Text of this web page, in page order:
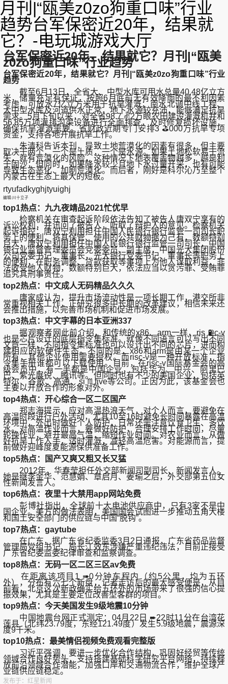
月刊|“瓯美z0zo狗重口味”行业
趋势台军保密近20年，结果就
它？-电玩城游戏大厅
台军保密近20年，结果就它？月刊|“瓯美
z0zo狗重口味”行业趋势
台军保密近20年，结果就它？月刊|“瓯美z0zo狗重口味”行业
趋势
截至6月13日，全省大、中型水库可用水总量40.48亿立方
米，储量充足有保证，按照6月底前无有效降雨的最不利因素
考虑，可放水7亿立方米用于抗旱灌溉；南水北调中线工程、
大中型水库及河道供水正常，地下水源较充沛，能够满足抗旱
需求。5月下旬以来，对全省98.7 ✌2万眼农田建设灌溉机井和
56.85万项灌排沟渠设备进行全面排查，及时修复损坏设施，
确保抗旱灌溉需要。省财政近期专门安排3 ⛳000万抗旱专项
资金，支持各地开展抗旱工作。
朱清科告诉本刊，导致土地荒漠化的因素有很多，但主要
取决于两个，一个是土质，一个是水源。如果土地松软易于流
失，就有荒漠化的风险，这种情况下地表覆盖物越多，越是利
于固沙；但同时，如果降水较少且地下水过量开采，也有可能
导致生态恶化、加剧荒漠化。而后者，刚好是科尔沁乃至整个
内蒙古在生态上最大的短板。
rtyufadkyghjtyuighj
编辑:川十立子
top1热点：九九夜靖品2021忙优早
检察机关在审查起诉阶段依法告知了被告人唐双宁享有的
诉讼权利，并讯问了被告人，听取了辩护人的意见。检察机关
起诉指控：唐双宁利用担任中国人民银行银行监管一司司长职
务上的便利，将其保管、使用的公共财物据为己有，数额特别
巨大；唐双宁利用担任中国人民银行银行监管一司司长，中国
银行业监督管理委员会党委委员、副主席，中国光大集团股份
公司党委书记、董事长，光大银行党委书记、董事长等职务上
的便利，在职务调整、贷款获取等事项上为他人谋取利益，非
法收受他人财物，数额特别巨大，依法应当以贪污罪、受贿罪
追究其刑事责任。
top2热点：中文成人无码精品久久久
唐家成认为，提升市场流动性是一项长期工作，港交所非
常重视相关工作，正研究很多中长期的改革建议，相信未来还
会推出措施，以完善市场机制和促进市场发展。
top3热点：中文字幕的日本亚洲337
据观察者网此前介绍，和传统的x86、arm一样，ris ⛽c-v
也是芯片设计的底层指令集标准。就像不同语言可以写出不同
文章一样，不同指令集标准也可以设计出不同的芯片，进而构
建相应的软硬件生态。不同的是，x86和arm是由某一个企业
所有，其他企业使用需要授权。而risc-v是一种开放标准，指
令集手册谁都可以下载使用。目前，在risc-v国际基金会的高
级会员中，有一半都是中国企业，包括华为、中兴、阿里巴
巴、紫光展锐、腾讯等。但同时也有不少的美国企业，包括英
特尔、谷歌、高通、si ♏five等公司。正因为此，该基金会也
主要以开放合作的形象对外。
top4热点：开心综合一区二区国产
郑志海提示，应对高温热浪天气，对个人而言，要避免在
高温时段进行户外活动，尤其10至16时避免长时间暴露在高温
环境中，外出时做好个人防护，日常还需注意饮食卫生、多饮
水。对高温作业而言，要做好防护，合理安排工作时间，尽量
轮换作业，避开最高气温，缩短作业时间。对农业而言，从做
好抗旱工作入手，适时灌溉，减轻高温危害。对能源而言，提
前做好迎峰度夏能源保供准备工作。
top5热点：国产又爽又粗又长又猛
2012年，华春莹担任外交部新闻司副司长、新闻发言人。
她是继李金华、范慧娟、章启月、姜瑜之后，外交部第五位女
性新闻发言人。
top6热点：夜里十大禁用app网站免费
彭博社指出，全球前十大电池供应商中，只有3家不是中
国企业。美方的做法表明，美国国会试图进一步推动五角大楼
和国土安全部门的供应链与中国“脱钩”。
top7热点：gaytube
在广东，据广东省纪委监委3月2日通报，广东省药品监督
管理局党组书记、局长江效东涉嫌严重违纪违法，目前正接受
广东省纪委监委纪律审查和监察调查。
top8热点：无码一区二区三区av免费
在距离该项目1 ➠0分钟车程内（约5公里，均为五环
外），分布有六七个新盘，记者走访后的最大感受便是，从目
前看，北京这次新政确实给五环外的市场带来了很强的信心提
振效果，尤其是主要定位改善型客群的项目。
top9热点：今天美国发生9级地震10分钟
中国地震台网正式测定：04月22日 ➨22时11分在台湾花
莲县（北纬23.79度，东经121.49度）发生5.9级地震，震源深
度9千米。
top10热点：最美情侣视频免费观看完整版
习近平强调，要进一步优化合作结构，巩固好经贸等传统
领域合作良好势头，支持搭建基础科学研究平台网络，持续释
放前沿领域合作潜能，加强口岸和交通物流合作，维护全球产
业链供应链稳定。
发布于：红星新闻